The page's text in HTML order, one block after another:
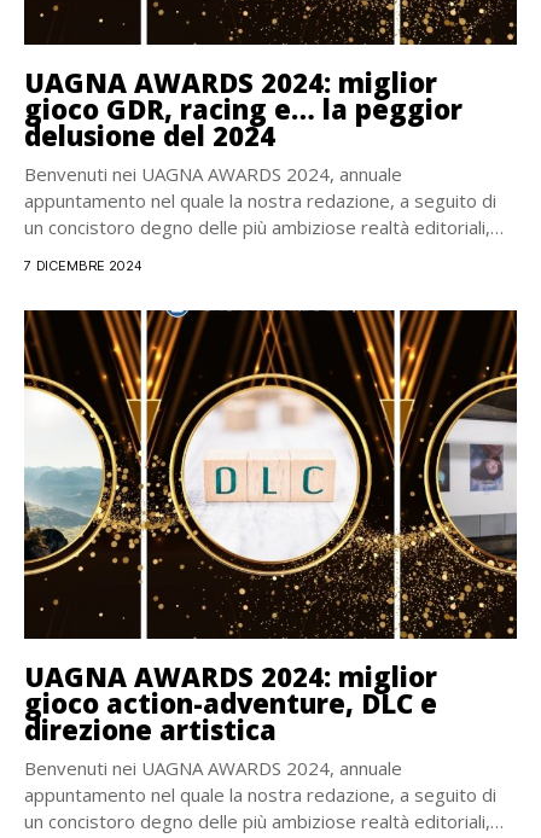
UAGNA AWARDS 2024: miglior
gioco GDR, racing e… la peggior
delusione del 2024
Benvenuti nei UAGNA AWARDS 2024, annuale
appuntamento nel quale la nostra redazione, a seguito di
un concistoro degno delle più ambiziose realtà editoriali,
7 DICEMBRE 2024
UAGNA AWARDS 2024: miglior
gioco action-adventure, DLC e
direzione artistica
Benvenuti nei UAGNA AWARDS 2024, annuale
appuntamento nel quale la nostra redazione, a seguito di
un concistoro degno delle più ambiziose realtà editoriali,